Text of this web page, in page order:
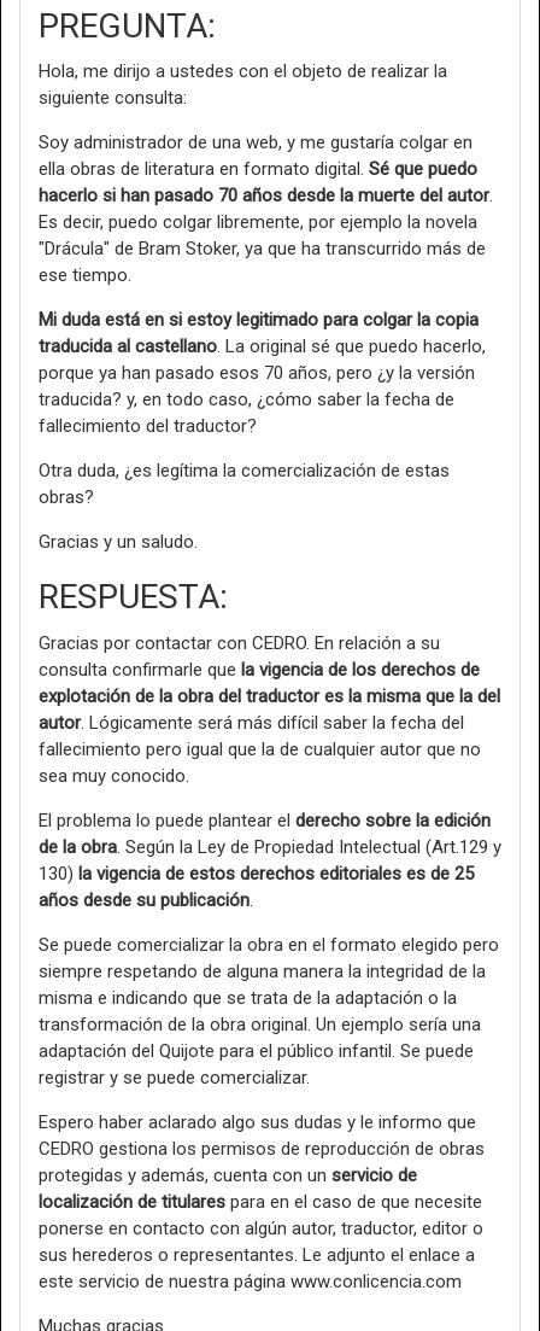
PREGUNTA:
Hola, me dirijo a ustedes con el objeto de realizar la
siguiente consulta:
Soy administrador de una web, y me gustaría colgar en
ella obras de literatura en formato digital. Sé que puedo
hacerlo si han pasado 70 años desde la muerte del autor.
Es decir, puedo colgar libremente, por ejemplo la novela
"Drácula" de Bram Stoker, ya que ha transcurrido más de
ese tiempo.
Mi duda está en si estoy legitimado para colgar la copia
traducida al castellano. La original sé que puedo hacerlo,
porque ya han pasado esos 70 años, pero ¿y la versión
traducida? y, en todo caso, ¿cómo saber la fecha de
fallecimiento del traductor?
Otra duda, ¿es legítima la comercialización de estas
obras?
Gracias y un saludo.
RESPUESTA:
Gracias por contactar con CEDRO. En relación a su
consulta confirmarle que la vigencia de los derechos de
explotación de la obra del traductor es la misma que la del
autor. Lógicamente será más difícil saber la fecha del
fallecimiento pero igual que la de cualquier autor que no
sea muy conocido.
El problema lo puede plantear el derecho sobre la edición
de la obra. Según la Ley de Propiedad Intelectual (Art.129 y
130) la vigencia de estos derechos editoriales es de 25
años desde su publicación.
Se puede comercializar la obra en el formato elegido pero
siempre respetando de alguna manera la integridad de la
misma e indicando que se trata de la adaptación o la
transformación de la obra original. Un ejemplo sería una
adaptación del Quijote para el público infantil. Se puede
registrar y se puede comercializar.
Espero haber aclarado algo sus dudas y le informo que
CEDRO gestiona los permisos de reproducción de obras
protegidas y además, cuenta con un servicio de
localización de titulares para en el caso de que necesite
ponerse en contacto con algún autor, traductor, editor o
sus herederos o representantes. Le adjunto el enlace a
este servicio de nuestra página www.conlicencia.com
Muchas gracias